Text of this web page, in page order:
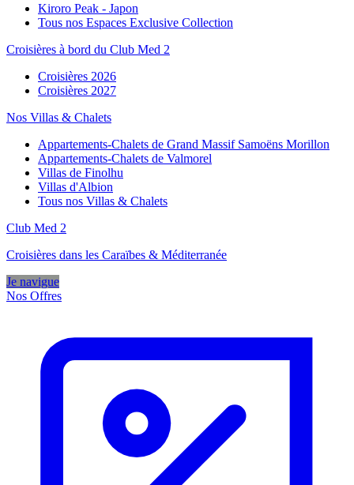
Kiroro Peak - Japon
Tous nos Espaces Exclusive Collection
Croisières à bord du Club Med 2
Croisières 2026
Croisières 2027
Nos Villas & Chalets
Appartements-Chalets de Grand Massif Samoëns Morillon
Appartements-Chalets de Valmorel
Villas de Finolhu
Villas d'Albion
Tous nos Villas & Chalets
Club Med 2
Croisières dans les Caraïbes & Méditerranée
Je navigue
Nos Offres